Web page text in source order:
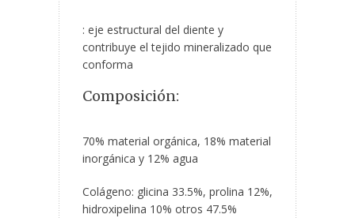
: eje estructural del diente y
contribuye el tejido mineralizado que
conforma
Composición:
70% material orgánica, 18% material
inorgánica y 12% agua
Colágeno: glicina 33.5%, prolina 12%,
hidroxipelina 10% otros 47.5%